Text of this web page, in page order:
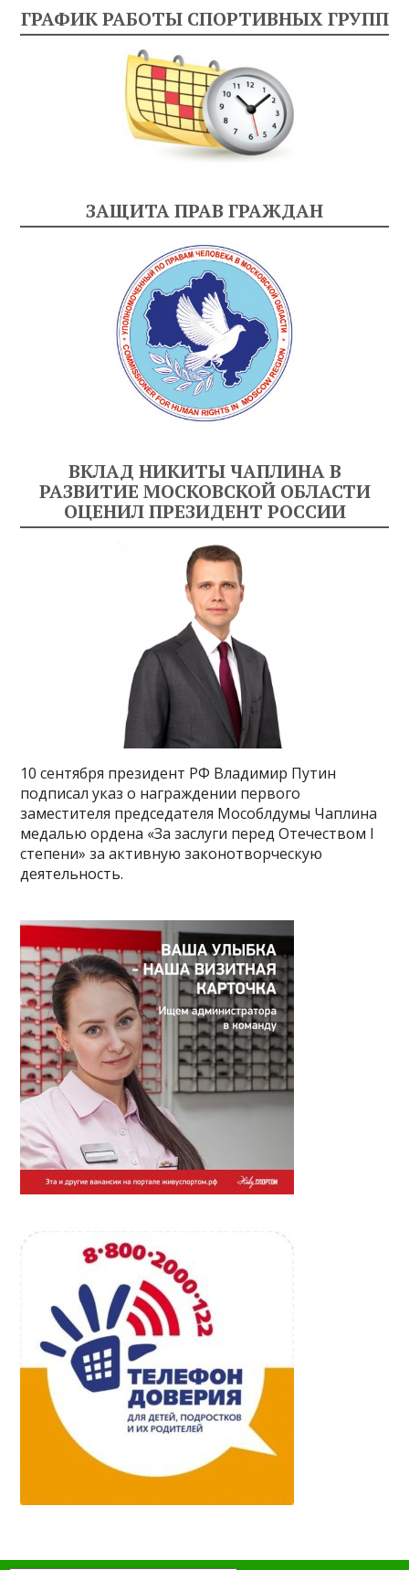
ГРАФИК РАБОТЫ СПОРТИВНЫХ ГРУПП
ЗАЩИТА ПРАВ ГРАЖДАН
ВКЛАД НИКИТЫ ЧАПЛИНА В
РАЗВИТИЕ МОСКОВСКОЙ ОБЛАСТИ
ОЦЕНИЛ ПРЕЗИДЕНТ РОССИИ
10 сентября президент РФ Владимир Путин
подписал указ о награждении первого
заместителя председателя Мособлдумы Чаплина
медалью ордена «За заслуги перед Отечеством I
степени» за активную законотворческую
деятельность.